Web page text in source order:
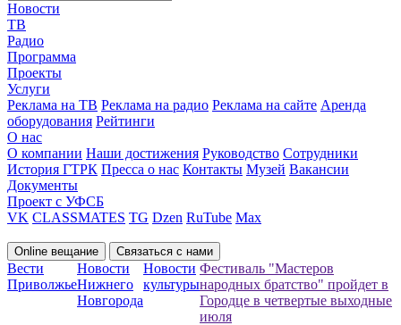
Новости
ТВ
Радио
Программа
Проекты
Услуги
Реклама на ТВ Реклама на радио Реклама на сайте Аренда
оборудования Рейтинги
О нас
О компании Наши достижения Руководство Сотрудники
История ГТРК Пресса о нас Контакты Музей Вакансии
Документы
Проект с УФСБ
VK CLASSMATES TG Dzen RuTube Max
Online вещание Связаться с нами
Вести
Приволжье
Новости
Нижнего
Новгорода
Новости
культуры
Фестиваль "Мастеров
народных братство" пройдет в
Городце в четвертые выходные
июля